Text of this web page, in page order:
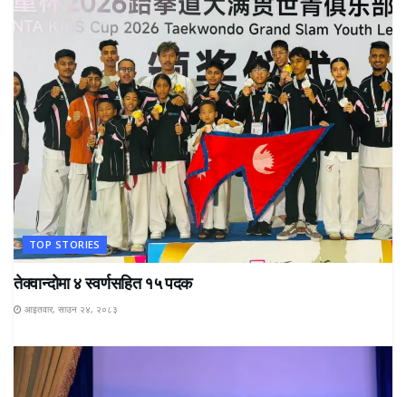
TOP STORIES
तेक्वान्दोमा ४ स्वर्णसहित १५ पदक
आइतवार, साउन २४, २०८३